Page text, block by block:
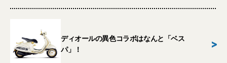
ディオールの異色コラボはなんと「ベス
パ」！
>